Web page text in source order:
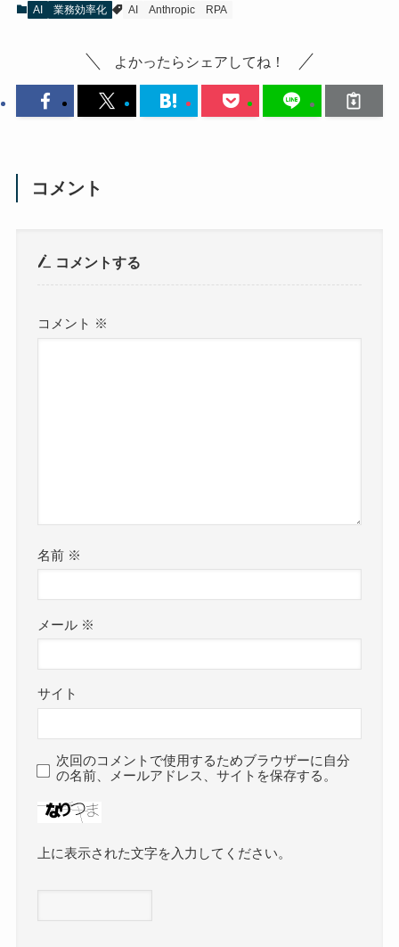
AI 業務効率化 AI Anthropic RPA
よかったらシェアしてね！
コメント
コメントする
コメント ※
名前 ※
メール ※
サイト
次回のコメントで使用するためブラウザーに自分
の名前、メールアドレス、サイトを保存する。
上に表示された文字を入力してください。